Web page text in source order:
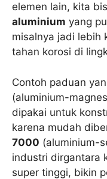
elemen lain, kita
aluminium yang
misalnya jadi lebih
tahan korosi di
Contoh paduan
(aluminium-
dipakai untuk
karena mudah
7000 (aluminium-
industri dirgantara
super tinggi, bikin